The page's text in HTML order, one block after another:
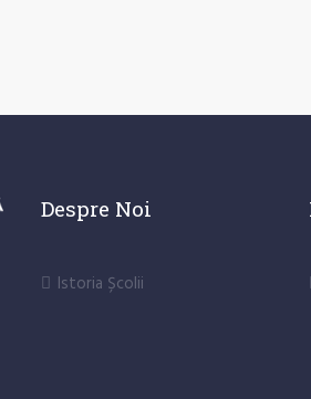
Despre Noi
Istoria Școlii